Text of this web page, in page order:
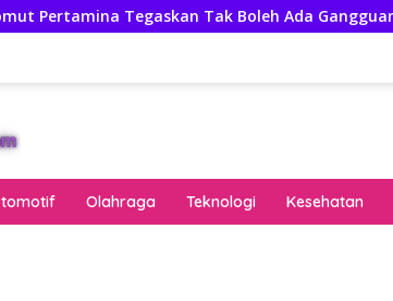
Tak Boleh Ada Gangguan Pasokan
Olahraga Teknologi Kesehatan